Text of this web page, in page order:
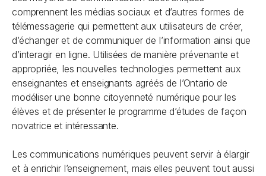
comprennent les médias sociaux et d’autres formes de
télémessagerie qui permettent aux utilisateurs de créer,
d’échanger et de communiquer de l’information ainsi que
d’interagir en ligne. Utilisées de manière prévenante et
appropriée, les nouvelles technologies permettent aux
enseignantes et enseignants agréés de l’Ontario de
modéliser une bonne citoyenneté numérique pour les
élèves et de présenter le programme d’études de façon
novatrice et intéressante.
Les communications numériques peuvent servir à élargir
et à enrichir l’enseignement, mais elles peuvent tout aussi